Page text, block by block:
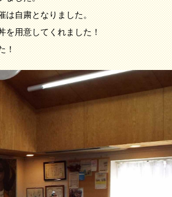
自粛となりました。
用意してくれました！
！